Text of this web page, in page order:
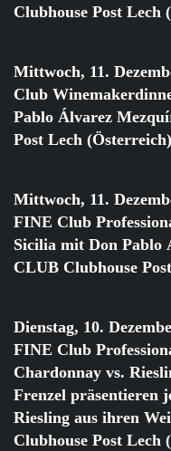
Clubhouse Post Lech
Mittwoch, 11.
Club
Pablo Álvarez
Post Lech (Österreich)
Mittwoch, 11.
FINE Club
Sicilia mit Don Pablo
CLUB Clubhouse
Dienstag, 10.
FINE Club
Chardonnay vs.
Frenzel präsentieren
Riesling aus ihren
Clubhouse Post Lech